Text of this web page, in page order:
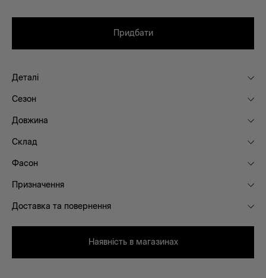
Придбати
Деталі
Сезон
Довжина
Склад
Фасон
Призначення
Доставка та повернення
Наявність в магазинах